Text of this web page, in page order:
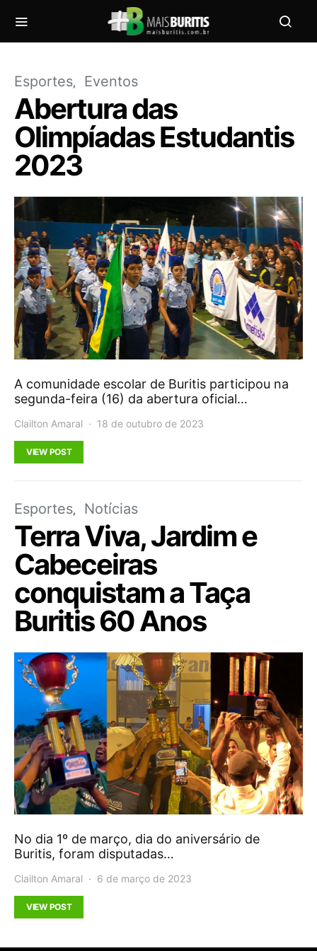
Esportes Eventos
Abertura das
Olimpíadas Estudantis
2023
A comunidade escolar de Buritis participou na
segunda-feira (16) da abertura oficial…
Clailton Amaral 18 de outubro de 2023
VIEW POST
Esportes Notícias
Terra Viva, Jardim e
Cabeceiras
conquistam a Taça
Buritis 60 Anos
No dia 1º de março, dia do aniversário de
Buritis, foram disputadas…
Clailton Amaral 6 de março de 2023
VIEW POST